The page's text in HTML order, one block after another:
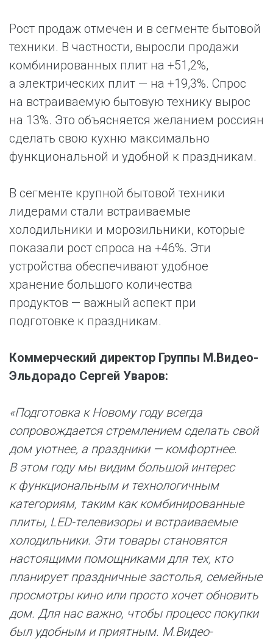
Рост продаж отмечен и в сегменте бытовой
техники. В частности, выросли продажи
комбинированных плит на +51,2%,
а электрических плит — на +19,3%. Спрос
на встраиваемую бытовую технику вырос
на 13%. Это объясняется желанием россиян
сделать свою кухню максимально
функциональной и удобной к праздникам.
В сегменте крупной бытовой техники
лидерами стали встраиваемые
холодильники и морозильники, которые
показали рост спроса на +46%. Эти
устройства обеспечивают удобное
хранение большого количества
продуктов — важный аспект при
подготовке к праздникам.
Коммерческий директор Группы М.Видео-
Эльдорадо Сергей Уваров:
«Подготовка к Новому году всегда
сопровождается стремлением сделать свой
дом уютнее, а праздники — комфортнее.
В этом году мы видим большой интерес
к функциональным и технологичным
категориям, таким как комбинированные
плиты, LED-телевизоры и встраиваемые
холодильники. Эти товары становятся
настоящими помощниками для тех, кто
планирует праздничные застолья, семейные
просмотры кино или просто хочет обновить
дом. Для нас важно, чтобы процесс покупки
был удобным и приятным. М.Видео-